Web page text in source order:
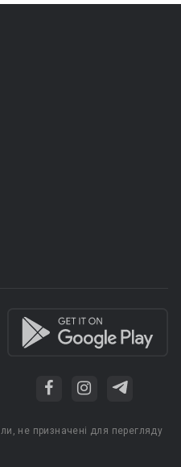
не призначені для перегляду